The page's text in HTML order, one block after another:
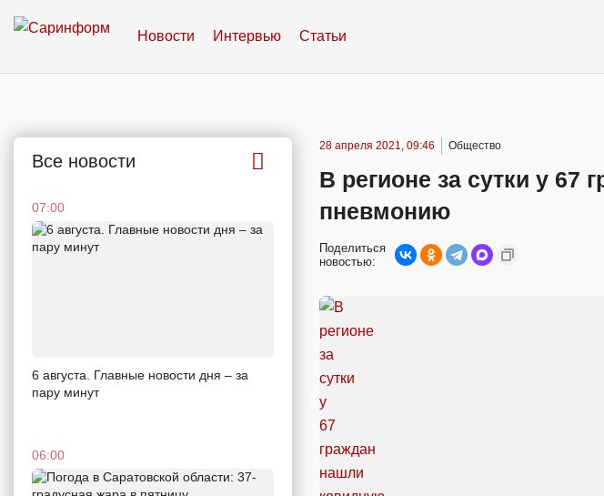
Новости Интервью Статьи
Все новости
07:00
6 августа. Главные новости дня – за
пару минут
06:00
28 апреля 2021, 09:46 Общество
В регионе за сутки у 67
пневмонию
Поделиться
новостью: